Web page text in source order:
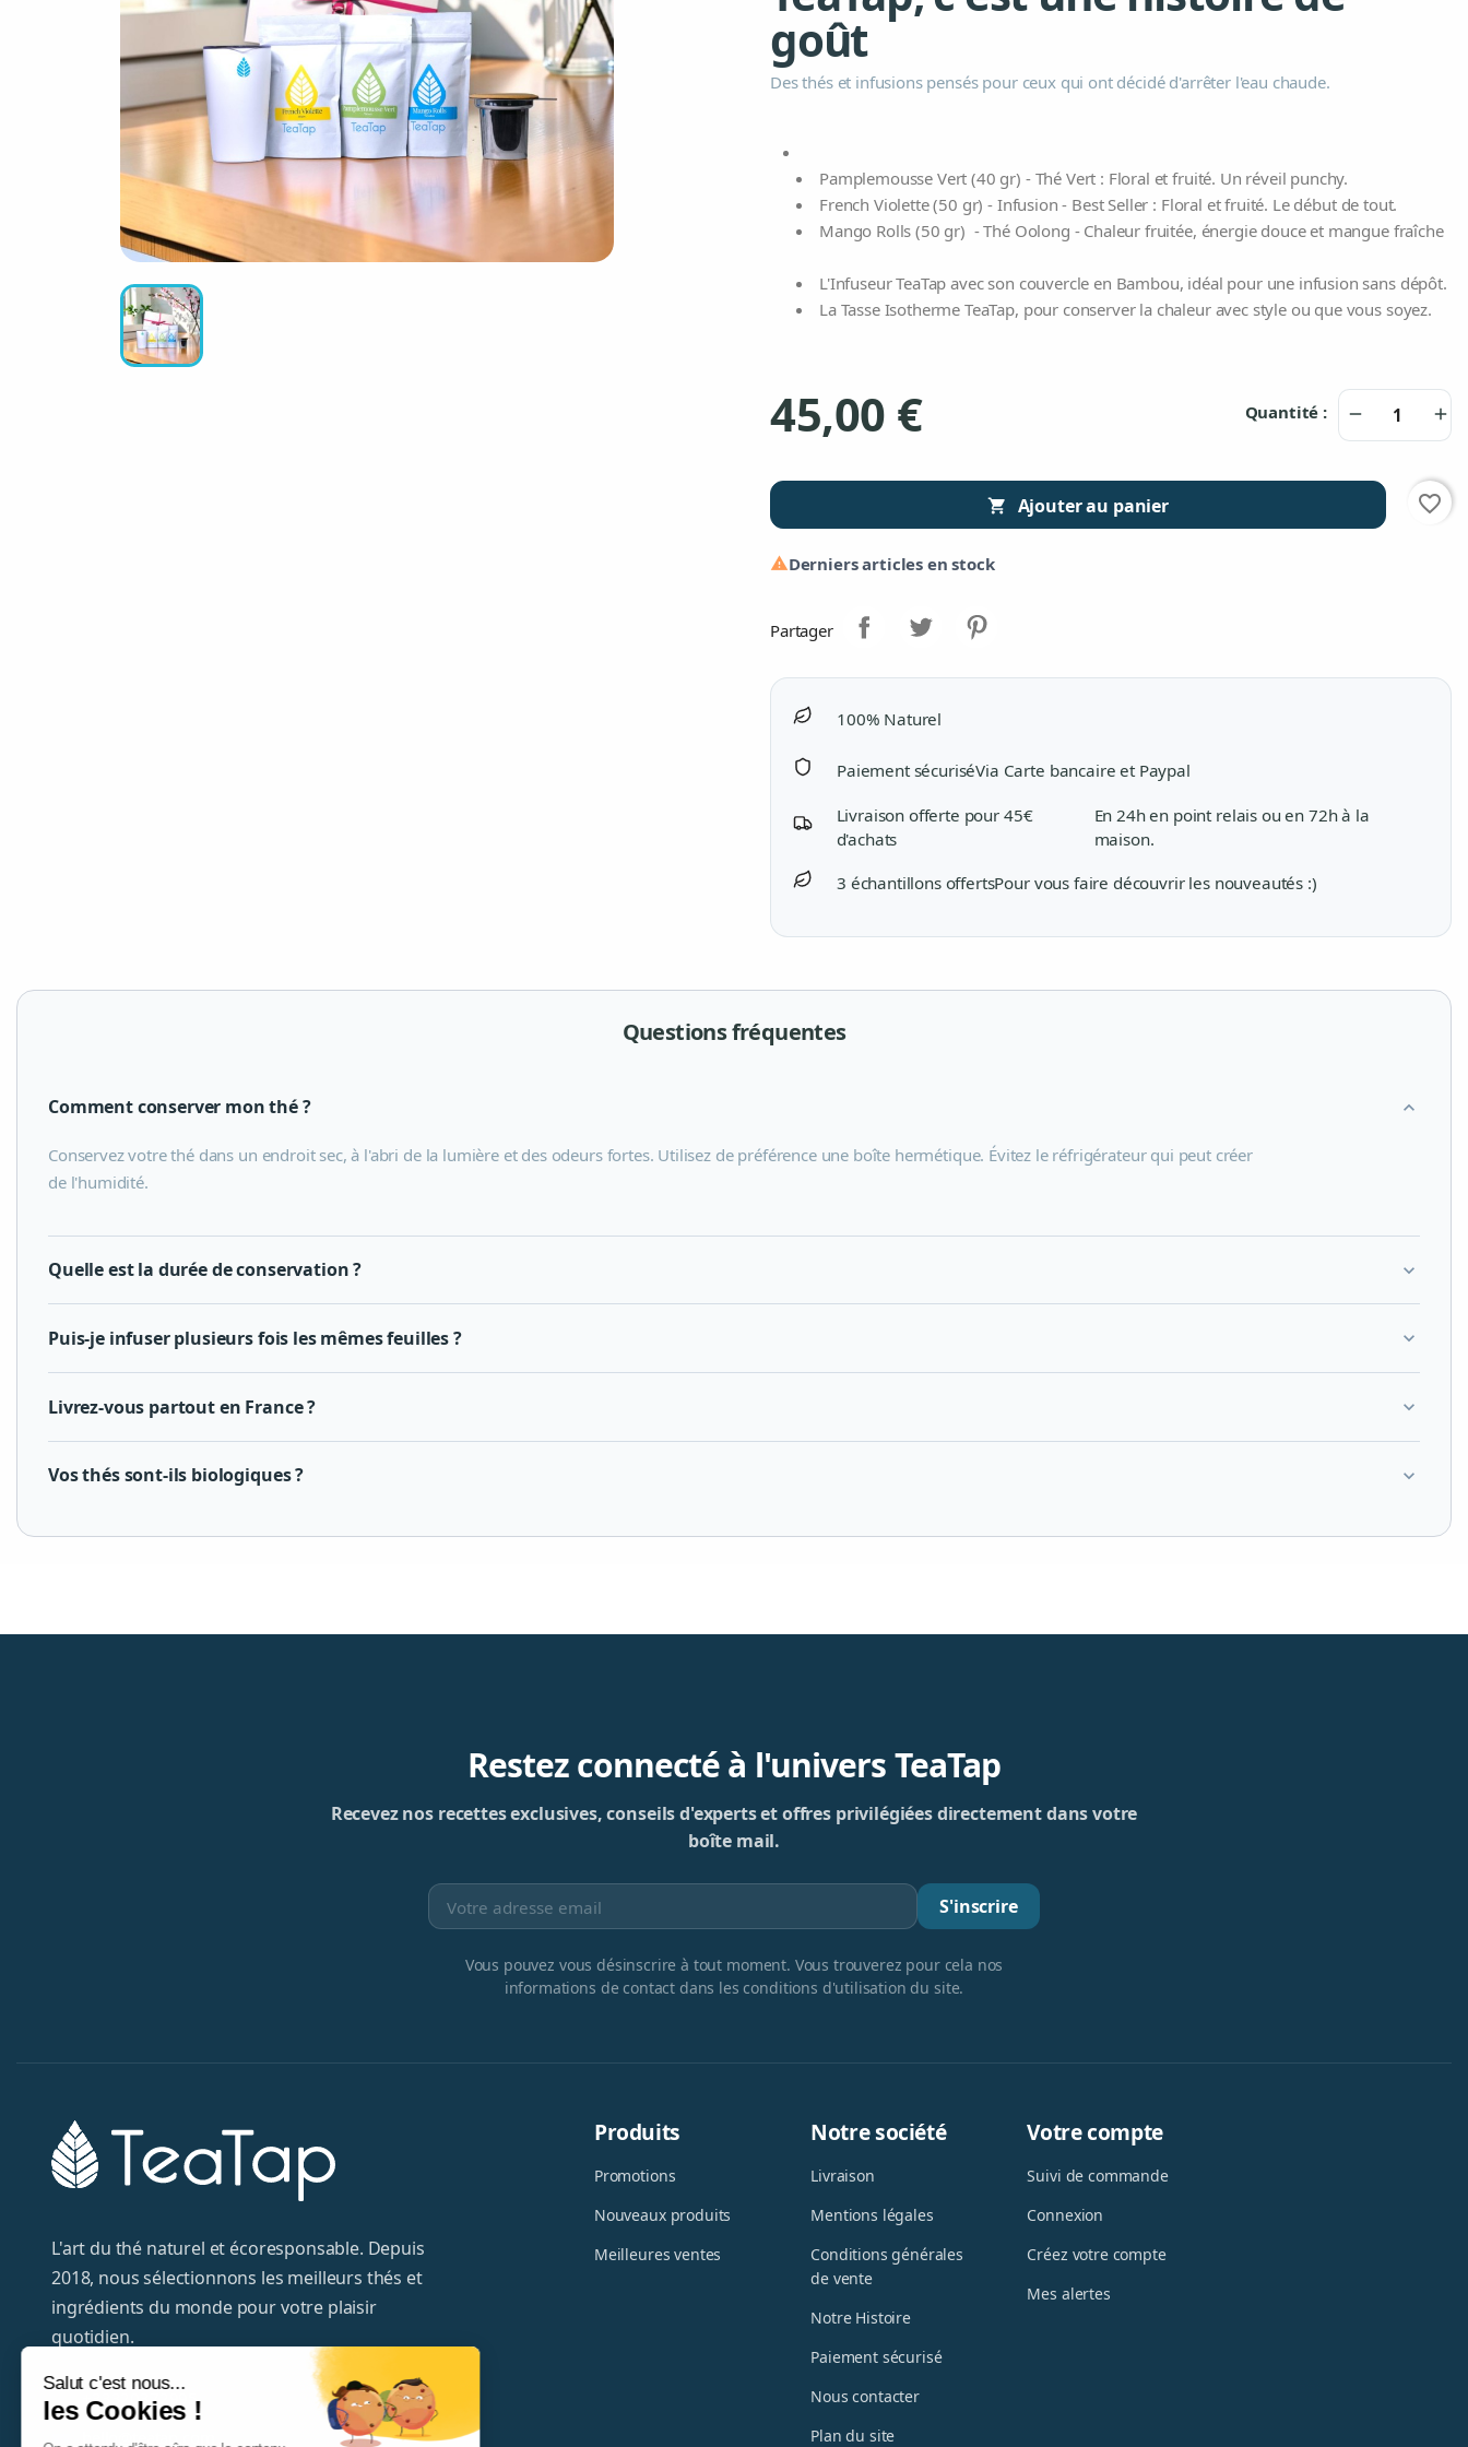
goût
Des thés et infusions pensés pour ceux qui ont décidé d'arrêter l'eau chaude.
Pamplemousse Vert (40 gr) - Thé Vert : Floral et fruité. Un réveil punchy.
French Violette (50 gr) - Infusion - Best Seller : Floral et fruité. Le début de tout.
Mango Rolls (50 gr) - Thé Oolong - Chaleur fruitée, énergie douce et mangue fraîche
L'Infuseur TeaTap avec son couvercle en Bambou, idéal pour une infusion sans dépôt.
La Tasse Isotherme TeaTap, pour conserver la chaleur avec style ou que vous soyez.
45,00 € Quantité : remove add
 Ajouter au panier favorite_border
Derniers articles en stock
Partager
100% Naturel
Paiement sécuriséVia Carte bancaire et Paypal
Livraison offerte pour 45€
d'achats
En 24h en point relais ou en 72h à la
maison.
3 échantillons offertsPour vous faire découvrir les nouveautés :)
Questions fréquentes
Comment conserver mon thé ? expand_more
Conservez votre thé dans un endroit sec, à l'abri de la lumière et des odeurs fortes. Utilisez de préférence une boîte hermétique. Évitez le réfrigérateur qui peut créer
de l'humidité.
Quelle est la durée de conservation ? expand_more
Puis-je infuser plusieurs fois les mêmes feuilles ? expand_more
Livrez-vous partout en France ? expand_more
Vos thés sont-ils biologiques ? expand_more
Restez connecté à l'univers TeaTap
Recevez nos recettes exclusives, conseils d'experts et offres privilégiées directement dans votre
boîte mail.
S'inscrire
Vous pouvez vous désinscrire à tout moment. Vous trouverez pour cela nos
informations de contact dans les conditions d'utilisation du site.
L'art du thé naturel et écoresponsable. Depuis
2018, nous sélectionnons les meilleurs thés et
ingrédients du monde pour votre plaisir
quotidien.
+33320372995
Produits
Promotions
Nouveaux produits
Meilleures ventes
Notre société
Livraison
Mentions légales
Conditions générales
de vente
Notre Histoire
Paiement sécurisé
Nous contacter
Plan du site
Votre compte
Suivi de commande
Connexion
Créez votre compte
Mes alertes
Salut c'est nous...
les Cookies !